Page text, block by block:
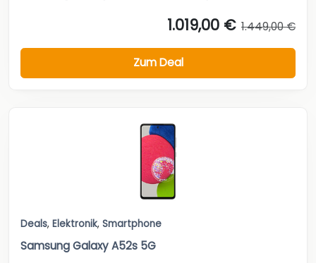
1.019,00 € 1.449,00 €
Zum Deal
Deals, Elektronik, Smartphone
Samsung Galaxy A52s 5G